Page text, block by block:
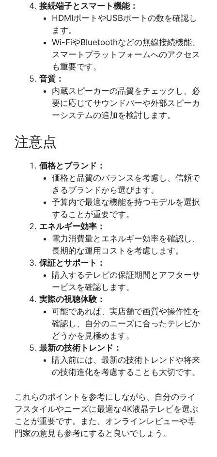
接続端子とスマート機能：
HDMIポートやUSBポートの数を確認し
ます。
Wi-FiやBluetoothなどの無線接続機能、
スマートプラットフォームへのアクセス
も重要です。
音質：
内蔵スピーカーの品質をチェックし、必
要に応じてサウンドバーや外部スピーカ
ーシステムの追加を検討します。
注意点
価格とブランド：
価格と品質のバランスを考慮し、信頼で
きるブランドから選びます。
予算内で最適な機能を持つモデルを選択
することが重要です。
エネルギー効率：
電力消費量とエネルギー効率を確認し、
長期的な運用コストを考慮します。
保証とサポート：
購入するテレビの保証期間とアフターサ
ービスを確認します。
実際の視聴体験：
可能であれば、実店舗で画質や操作性を
確認し、自分のニーズに合ったテレビか
どうかを見極めます。
最新の技術トレンド：
購入前には、最新の技術トレンドや将来
の技術進化を考慮することも大切です。
これらのポイントを参考にしながら、自分のライ
フスタイルやニーズに最適な4K液晶テレビを選ぶ
ことが重要です。また、オンラインレビューや専
門家の意見も参考にすると良いでしょう。